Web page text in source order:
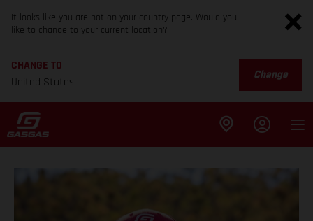
It looks like you are not on your country page. Would you
like to change to your current location?
CHANGE TO
United States
Change